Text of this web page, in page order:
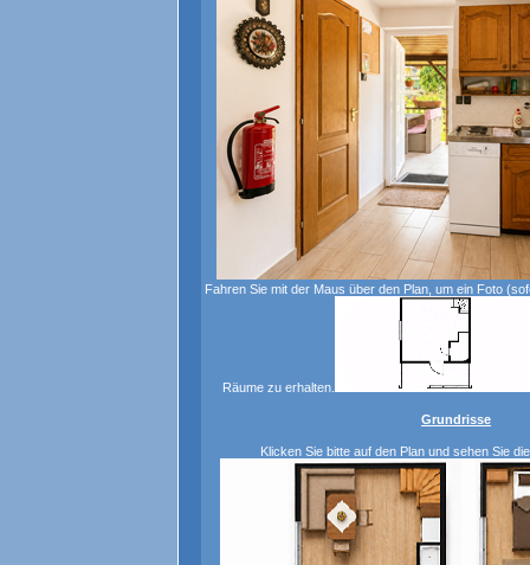
Fahren Sie mit der Maus über den Plan, um ein Foto
Räume zu erhalten.
Grundrisse
Klicken Sie bitte auf den Plan und sehen Sie